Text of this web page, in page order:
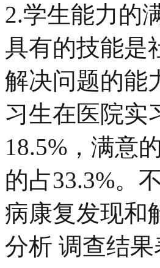
2.学生能力的
具有的技能是
解决问题的能
习生在医院实
18.5%，满意
的占33.3%。
病康复发现和
分析 调查结